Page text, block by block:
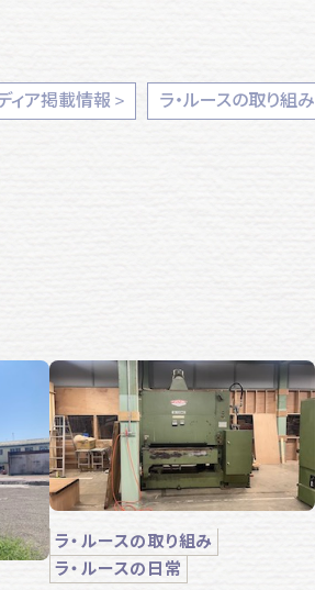
ィア掲載情報
ラ・ルースの取り組み
ラ・ルースの取り組み
ラ・ルースの日常